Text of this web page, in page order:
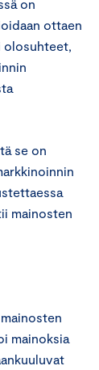
on
ottaen
olosuhteet,
se on
mainosten
mainoksia